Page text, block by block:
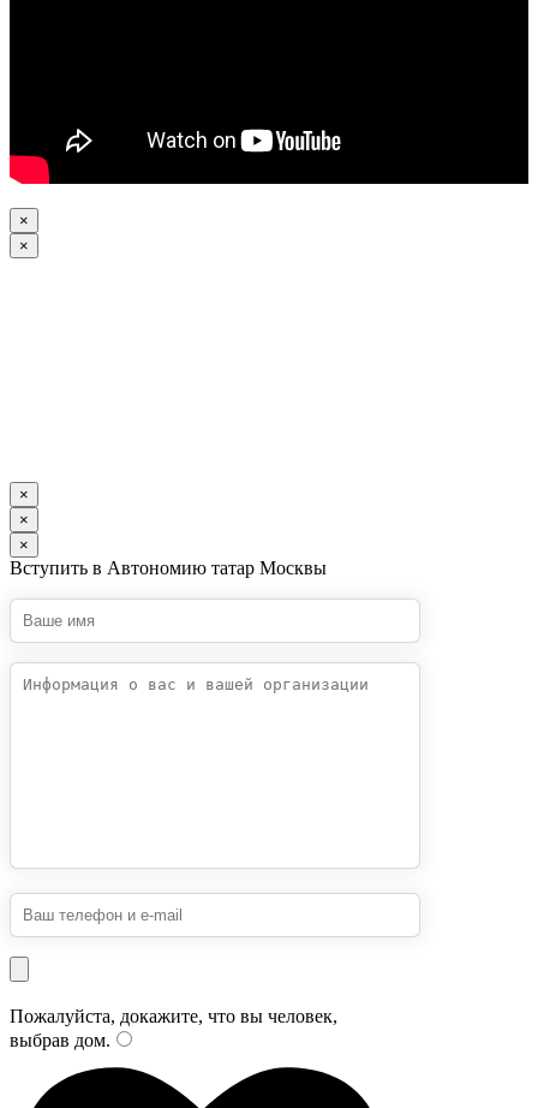
×
×
×
×
×
Вступить в Автономию татар Москвы
Пожалуйста, докажите, что вы человек,
выбрав дом.